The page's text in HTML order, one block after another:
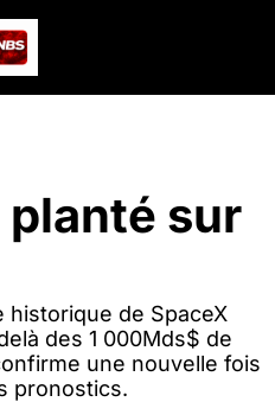
planté sur
historique de SpaceX
des 1 000Mds$ de
une nouvelle fois
pronostics.